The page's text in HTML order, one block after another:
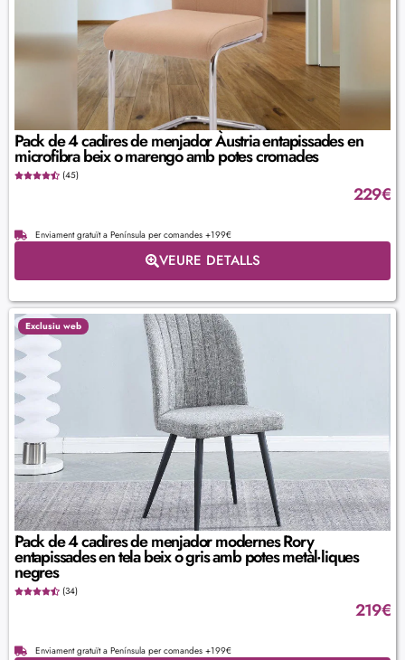
Pack de 4 cadires de menjador Àustria entapissades en
microfibra beix o marengo amb potes cromades
(45)
229€
Enviament gratuït a Península per comandes +199€
VEURE DETALLS
Exclusiu web
Pack de 4 cadires de menjador modernes Rory
entapissades en tela beix o gris amb potes metàl·liques
negres
(34)
219€
Enviament gratuït a Península per comandes +199€